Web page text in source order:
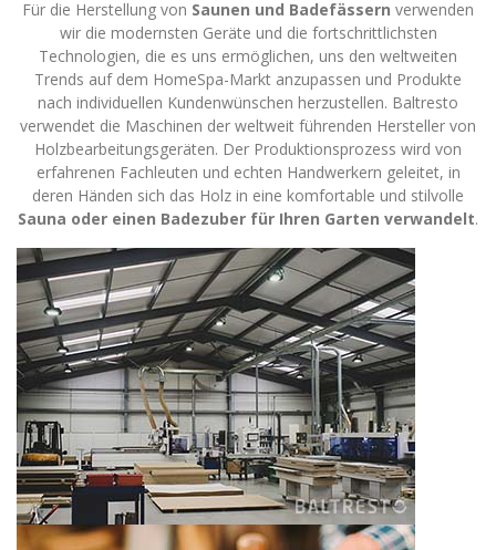
Für die Herstellung von Saunen und Badefässern verwenden
wir die modernsten Geräte und die fortschrittlichsten
Technologien, die es uns ermöglichen, uns den weltweiten
Trends auf dem HomeSpa-Markt anzupassen und Produkte
nach individuellen Kundenwünschen herzustellen. Baltresto
verwendet die Maschinen der weltweit führenden Hersteller von
Holzbearbeitungsgeräten. Der Produktionsprozess wird von
erfahrenen Fachleuten und echten Handwerkern geleitet, in
deren Händen sich das Holz in eine komfortable und stilvolle
Sauna oder einen Badezuber für Ihren Garten verwandelt.